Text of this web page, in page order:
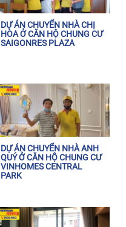
DỰ ÁN CHUYỂN NHÀ CHỊ
HÒA Ở CĂN HỘ CHUNG CƯ
SAIGONRES PLAZA
DỰ ÁN CHUYỂN NHÀ ANH
QUÝ Ở CĂN HỘ CHUNG CƯ
VINHOMES CENTRAL
PARK